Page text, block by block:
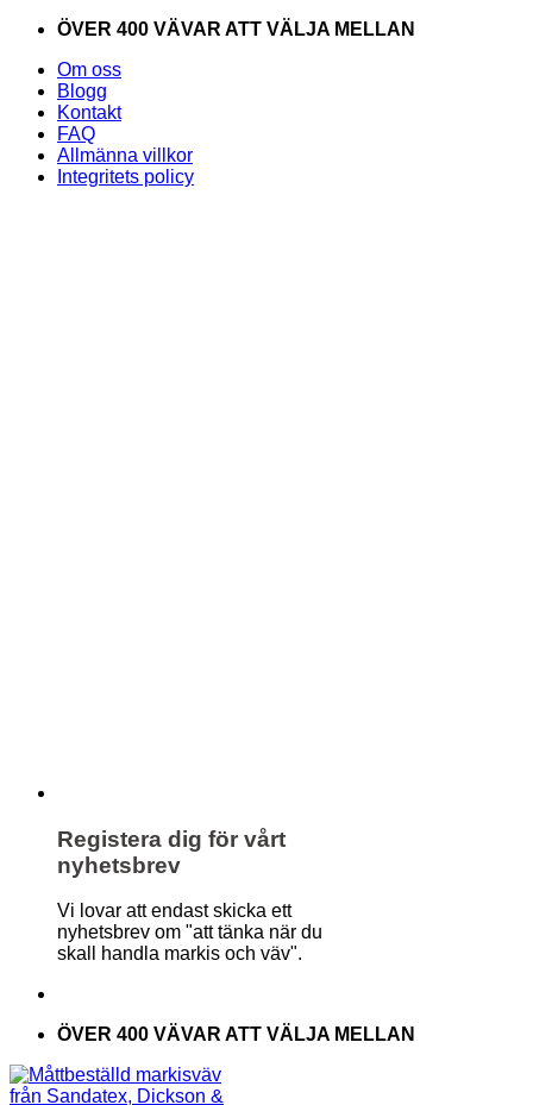
Skip
content
ÖVER 400 VÄVAR ATT VÄLJA MELLAN
Om oss
Blogg
Kontakt
FAQ
Allmänna villkor
Integritets policy
Registera dig för vårt
nyhetsbrev
Vi lovar att endast skicka ett
nyhetsbrev om "att tänka när du
skall handla markis och väv".
ÖVER 400 VÄVAR ATT VÄLJA MELLAN